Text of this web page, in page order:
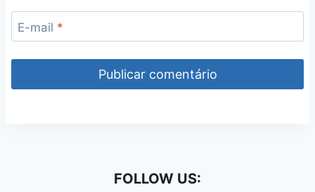
E-mail *
FOLLOW US: